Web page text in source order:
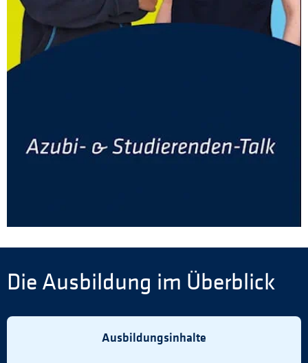
abspielen
Die Ausbildung im Überblick
Ausbildungsinhalte